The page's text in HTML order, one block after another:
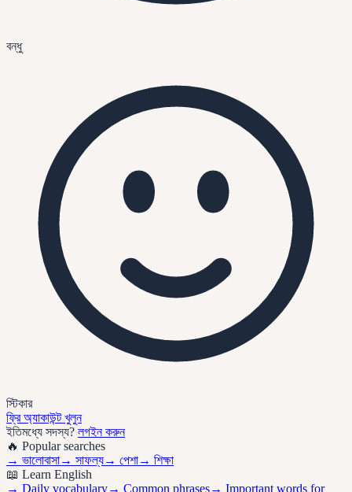
বন্ধু
স্টিকার
ফ্রি অ্যাকাউন্ট খুলুন
ইতিমধ্যে সদস্য? লগইন করুন
🔥 Popular searches
→ ভালোবাসা→ সাফল্য→ পেশা→ শিক্ষা
📖 Learn English
→ Daily vocabulary→ Common phrases→ Important words for